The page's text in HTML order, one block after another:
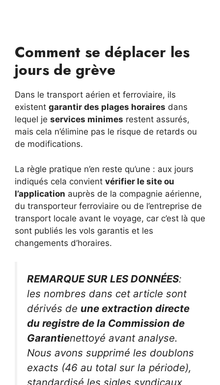
Comment se déplacer les
jours de grève
Dans le transport aérien et ferroviaire, ils
existent garantir des plages horaires dans
lequel je services minimes restent assurés,
mais cela n’élimine pas le risque de retards ou
de modifications.
La règle pratique n’en reste qu’une : aux jours
indiqués cela convient vérifier le site ou
l’application auprès de la compagnie aérienne,
du transporteur ferroviaire ou de l’entreprise de
transport locale avant le voyage, car c’est là que
sont publiés les vols garantis et les
changements d’horaires.
REMARQUE SUR LES DONNÉES:
les nombres dans cet article sont
dérivés de une extraction directe
du registre de la Commission de
Garantienettoyé avant analyse.
Nous avons supprimé les doublons
exacts (46 au total sur la période),
standardisé les sigles syndicaux